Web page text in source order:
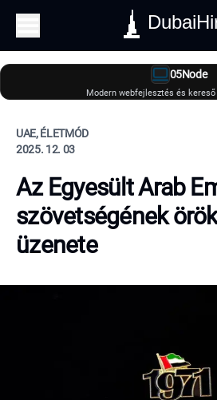
05Node
Modern webfejlesztés és
UAE, ÉLETMÓD
2025. 12. 03
Az Egyesült Arab
szövetségének
üzenete